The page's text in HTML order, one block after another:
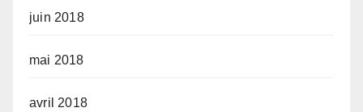
juin 2018
mai 2018
avril 2018